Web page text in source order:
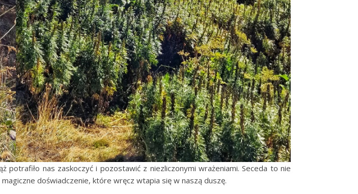
nas zaskoczyć i pozostawić z niezliczonymi wrażeniami. Seceda to nie
doświadczenie, które wręcz wtapia się w naszą duszę.